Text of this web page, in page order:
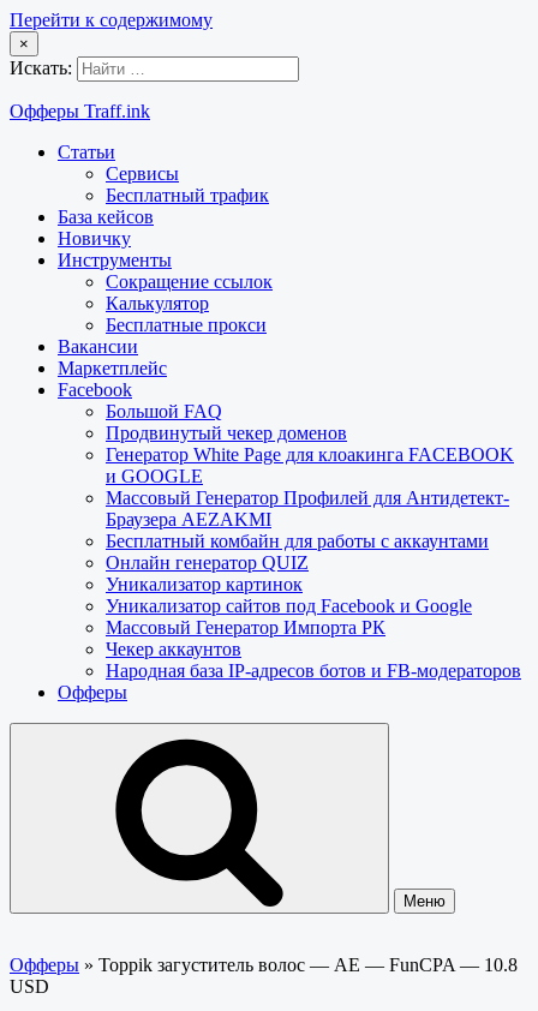
Перейти к содержимому
×
Искать:
Офферы Traff.ink
Статьи
Сервисы
Бесплатный трафик
База кейсов
Новичку
Инструменты
Сокращение ссылок
Калькулятор
Бесплатные прокси
Вакансии
Маркетплейс
Facebook
Большой FAQ
Продвинутый чекер доменов
Генератор White Page для клоакинга FACEBOOK
и GOOGLE
Массовый Генератор Профилей для Антидетект-
Браузера AEZAKMI
Бесплатный комбайн для работы с аккаунтами
Онлайн генератор QUIZ
Уникализатор картинок
Уникализатор сайтов под Facebook и Google
Массовый Генератор Импорта РК
Чекер аккаунтов
Народная база IP-адресов ботов и FB-модераторов
Офферы
Меню
Офферы » Toppik загуститель волос — AE — FunCPA — 10.8
USD